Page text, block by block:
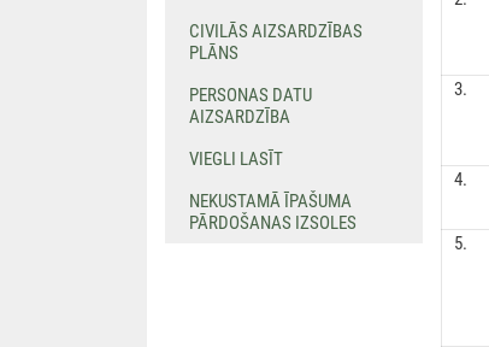
3.
4.
5.
CIVILĀS AIZSARDZĪBAS
PLĀNS
PERSONAS DATU
AIZSARDZĪBA
VIEGLI LASĪT
NEKUSTAMĀ ĪPAŠUMA
PĀRDOŠANAS IZSOLES